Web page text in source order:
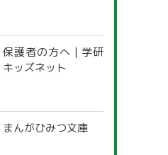
保護者の方へ | 学研
キッズネット
まんがひみつ文庫